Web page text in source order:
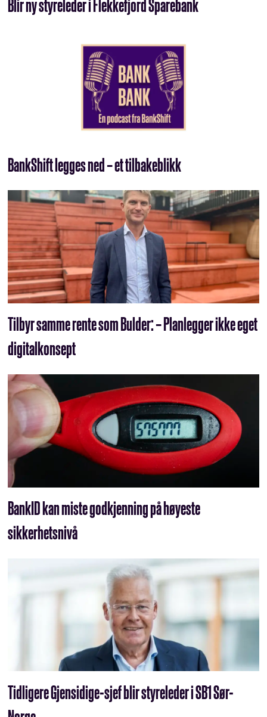
BankShift legges ned – et tilbakeblikk
Tilbyr samme rente som Bulder: – Planlegger ikke eget
digitalkonsept
BankID kan miste godkjenning på høyeste
sikkerhetsnivå
Tidligere Gjensidige-sjef blir styreleder i SB1 Sør-